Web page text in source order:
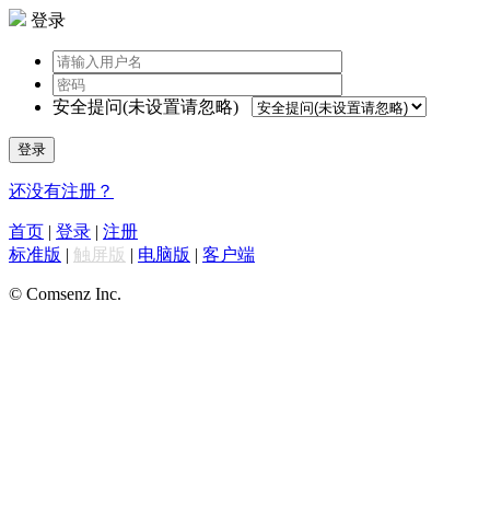
登录
安全提问(未设置请忽略)
登录
还没有注册？
首页 | 登录 | 注册
标准版 | 触屏版 | 电脑版 | 客户端
© Comsenz Inc.